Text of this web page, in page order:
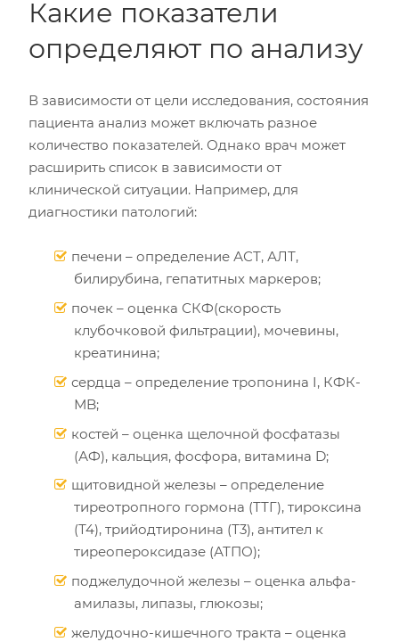
Какие показатели
определяют по анализу
В зависимости от цели исследования, состояния
пациента анализ может включать разное
количество показателей. Однако врач может
расширить список в зависимости от
клинической ситуации. Например, для
диагностики патологий:
печени – определение АСТ, АЛТ,
билирубина, гепатитных маркеров;
почек – оценка СКФ(скорость
клубочковой фильтрации), мочевины,
креатинина;
сердца – определение тропонина I, КФК-
МB;
костей – оценка щелочной фосфатазы
(АФ), кальция, фосфора, витамина D;
щитовидной железы – определение
тиреотропного гормона (ТТГ), тироксина
(Т4), трийодтиронина (Т3), антител к
тиреопероксидазе (АТПО);
поджелудочной железы – оценка альфа-
амилазы, липазы, глюкозы;
желудочно-кишечного тракта – оценка